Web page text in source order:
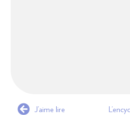
J’aime lire